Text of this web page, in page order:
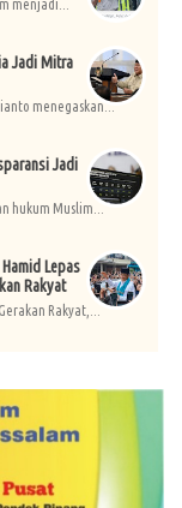
menjadi...
Jadi Mitra
menegaskan...
Jadi
hukum Muslim...
Lepas
Rakyat
Rakyat,...